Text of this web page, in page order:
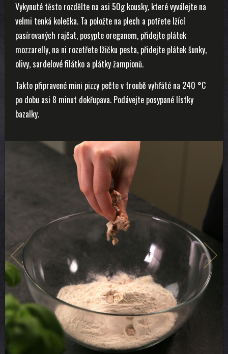
Vykynuté těsto rozdělte na asi 50g kousky, které vyválejte na
velmi tenká kolečka. Ta položte na plech a potřete lžící
pasírovaných rajčat, posypte oreganem, přidejte plátek
mozzarelly, na ni rozetřete lžičku pesta, přidejte plátek šunky,
olivy, sardelové filátko a plátky žampionů.
Takto připravené mini pizzy pečte v troubě vyhřáté na 240 °C
po dobu asi 8 minut dokřupava. Podávejte posypané lístky
bazalky.